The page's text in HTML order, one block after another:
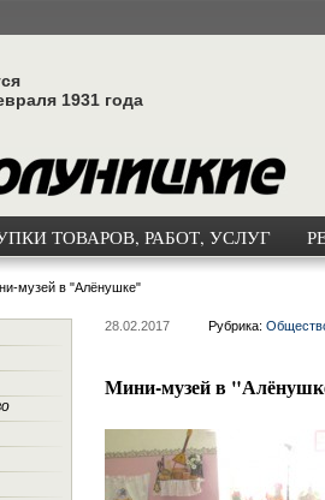
1931 года
ТОВАРОВ, РАБОТ, УСЛУГ
музей в "Алёнушке"
28.02.2017 Рубрика:
Мини-музей в